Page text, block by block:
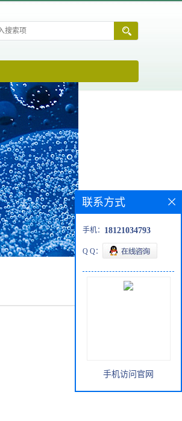
联系方式
手机： 18121034793
Q Q：
手机访问官网